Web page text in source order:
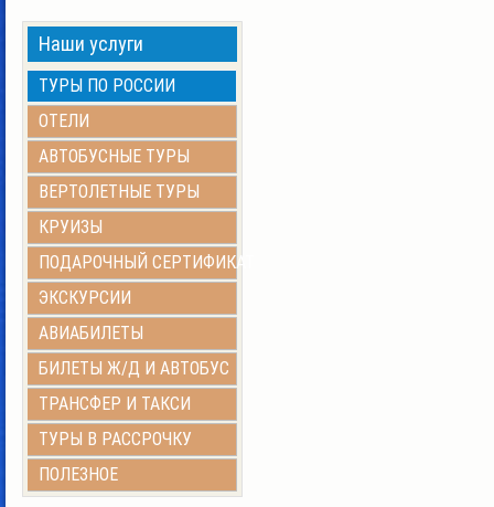
Наши услуги
ТУРЫ ПО РОССИИ
ОТЕЛИ
АВТОБУСНЫЕ ТУРЫ
ВЕРТОЛЕТНЫЕ ТУРЫ
КРУИЗЫ
ПОДАРОЧНЫЙ СЕРТИФИКАТ
ЭКСКУРСИИ
АВИАБИЛЕТЫ
БИЛЕТЫ Ж/Д И АВТОБУС
ТРАНСФЕР И ТАКСИ
ТУРЫ В РАССРОЧКУ
ПОЛЕЗНОЕ